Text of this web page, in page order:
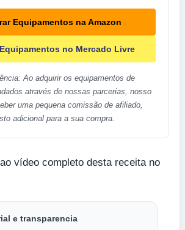
Equipamentos na Amazon
no Mercado Livre
Ao adquirir os equipamentos de
através de nossas parcerias, nosso
uma pequena comissão de afiliado,
adicional para a sua compra.
vídeo completo desta receita no
e transparencia